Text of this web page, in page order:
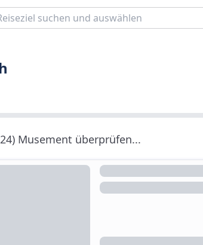
Musement überprüfen...